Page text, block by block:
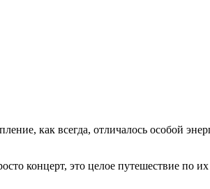
как всегда, отличалось особой
концерт, это целое путешествие по